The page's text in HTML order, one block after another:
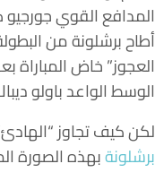
المدافع القوي جورجيو
أطاح برشلونة من
العجوز” خاض
الوسط الواعد باولو
لكن كيف تجاوز
برشلونةبهذه الصورة